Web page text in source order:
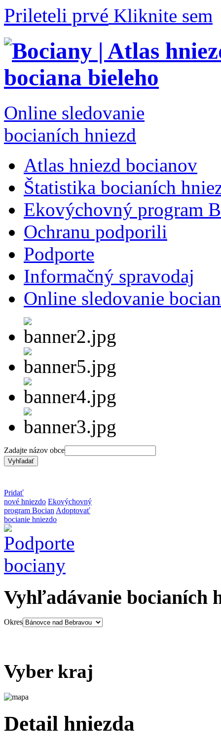
Prileteli prvé Kliknite sem
Online sledovanie
bocianích hniezd
Atlas hniezd bocianov
Štatistika bocianích
Ekovýchovný program
Ochranu podporili
Podporte
Informačný spravodaj
Online sledovanie
Zadajte názov obce
Pridať
nové hniezdo Ekovýchovný
program Bocian Adoptovať
bocianie hniezdo
Vyhľadávanie bocianích
Okres
Vyber kraj
Detail hniezda